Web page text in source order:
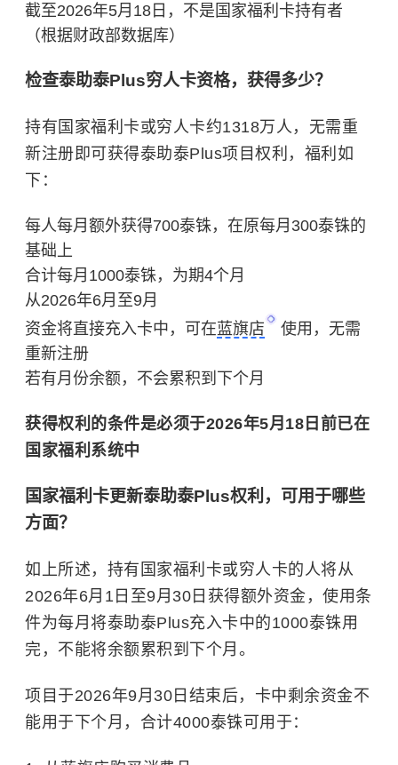
截至2026年5月18日，不是国家福利卡持有者
（根据财政部数据库）
检查泰助泰Plus穷人卡资格，获得多少？
持有国家福利卡或穷人卡约1318万人，无需重
新注册即可获得泰助泰Plus项目权利，福利如
下：
每人每月额外获得700泰铢，在原每月300泰铢的
基础上
合计每月1000泰铢，为期4个月
从2026年6月至9月
资金将直接充入卡中，可在蓝旗店
使用，无需
重新注册
若有月份余额，不会累积到下个月
获得权利的条件是必须于2026年5月18日前已在
国家福利系统中
国家福利卡更新泰助泰Plus权利，可用于哪些
方面？
如上所述，持有国家福利卡或穷人卡的人将从
2026年6月1日至9月30日获得额外资金，使用条
件为每月将泰助泰Plus充入卡中的1000泰铢用
完，不能将余额累积到下个月。
项目于2026年9月30日结束后，卡中剩余资金不
能用于下个月，合计4000泰铢可用于：